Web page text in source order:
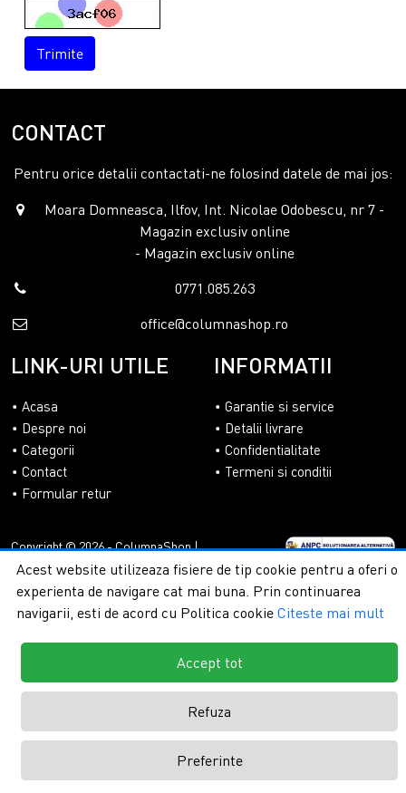
Trimite
CONTACT
Pentru orice detalii contactati-ne folosind datele de mai jos:
Moara Domneasca, Ilfov, Int. Nicolae Odobescu, nr 7 -
Magazin exclusiv online
- Magazin exclusiv online
0771.085.263
office@columnashop.ro
LINK-URI UTILE
Acasa
Despre noi
Categorii
Contact
Formular retur
INFORMATII
Garantie si service
Detalii livrare
Confidentialitate
Termeni si conditii
Copyright © 2026 - ColumnaShop |
Toate drepturile rezervate.Creare
magazine online by ITeXclusiv.ro
Acest website utilizeaza fisiere de tip cookie pentru a oferi o
experienta de navigare cat mai buna. Prin continuarea
navigarii, esti de acord cu Politica cookie Citeste mai mult
Accept tot
Refuza
Preferinte